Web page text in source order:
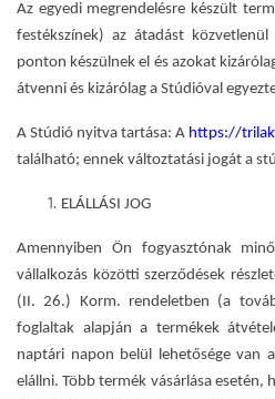
Az egyedi megrendelésre készült
festékszínek) az átadást
ponton készülnek el és azokat
átvenni és kizárólag a Stúdióval
A Stúdió nyitva tartása: A https://
található; ennek változtatási jogát a
ELÁLLÁSI JOG
Amennyiben Ön fogyasztónak
vállalkozás közötti szerződések
(II. 26.) Korm. rendeletben (a
foglaltak alapján a termékek
naptári napon belül lehetősége van
elállni. Több termék vásárlása esetén,